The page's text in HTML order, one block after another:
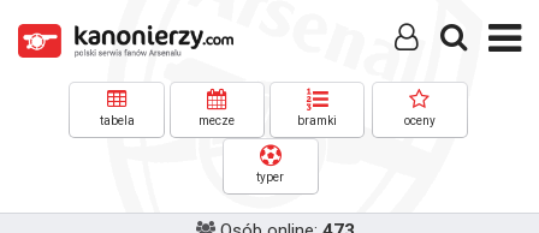
tabela mecze bramki oceny
typer